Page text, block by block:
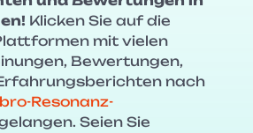
Klicken Sie auf die
mit vielen
Bewertungen,
nach
Resonanz-
Seien Sie